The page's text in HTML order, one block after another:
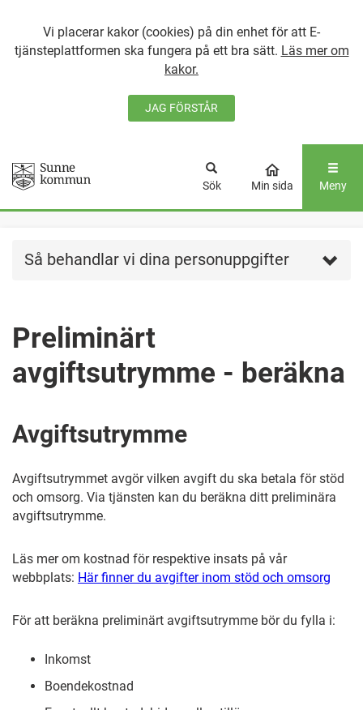
Vi placerar kakor (cookies) på din enhet för att E-
tjänsteplattformen ska fungera på ett bra sätt. Läs mer om
kakor.
JAG FÖRSTÅR
GÅ DIREKT TILL
Sök Min sida Meny
Så behandlar vi dina personuppgifter
Preliminärt
avgiftsutrymme - beräkna
Avgiftsutrymme
Avgiftsutrymmet avgör vilken avgift du ska betala för stöd
och omsorg. Via tjänsten kan du beräkna ditt preliminära
avgiftsutrymme.
Läs mer om kostnad för respektive insats på vår
webbplats: Här finner du avgifter inom stöd och omsorg
För att beräkna preliminärt avgiftsutrymme bör du fylla i:
Inkomst
Boendekostnad